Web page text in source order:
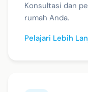
Konsultasi dan
rumah Anda.
Pelajari Lebih